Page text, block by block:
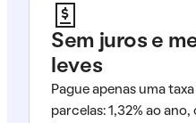
Sem juros e
leves
Pague apenas uma
parcelas: 1,32% ao